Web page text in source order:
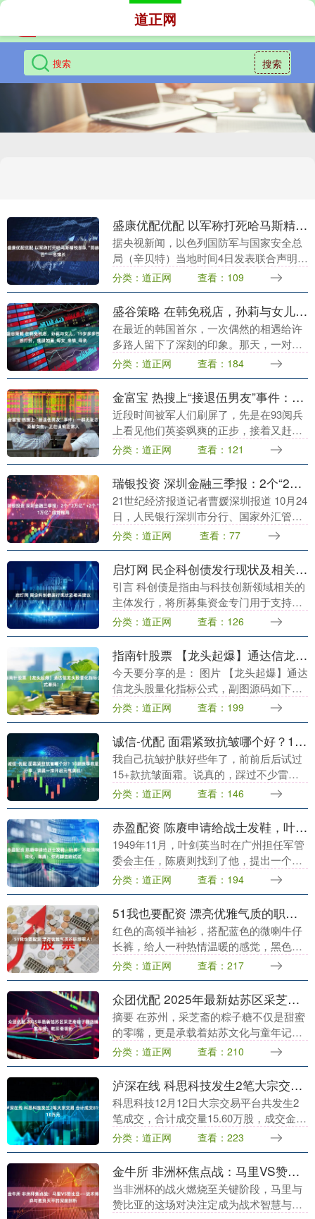
搜索
道正网
盛康优配优配 以军称打死哈马斯精锐部队“努赫巴”一名排长
据央视新闻，以色列国防军与国家安全总
局（辛贝特）当地时间4日发表联合声明，
确认以军于当天早些时候在加沙南部发动
了一次定点清除行动，打死哈马斯精锐部
队“努赫巴”的....
分类：道正网 查看：109
盛谷策略 在韩免税店，孙莉与女儿，19岁多多性感打扮，瘦腿如画_母女_亲情_母亲
在最近的韩国首尔，一次偶然的相遇给许
多路人留下了深刻的印象。那天，一对母
女的身影出现在繁忙的商业区，她们的出
现立刻吸引了不少中国游客的目光。显
然，她们正享受着难....
分类：道正网 查看：184
金富宝 热搜上“接退伍男友”事件：一群无耻恋爱脑女生，正在逼疯正常人
近段时间被军人们刷屏了，先是在93阅兵
上看见他们英姿飒爽的正步，接着又赶上
了退伍潮。 而不知道从什么时候开始，接
退伍军人回家的，从父母变成了女友、老
婆，每当这个....
分类：道正网 查看：121
瑞银投资 深圳金融三季报：2个“2万亿”+2个“1万亿”信贷格局
21世纪经济报道记者曹媛深圳报道 10月24
日，人民银行深圳市分行、国家外汇管理
局深圳市分局举行2025年三季度新闻发布
会，介绍深圳金融运行有关情况。 从信贷
总....
分类：道正网 查看：77
启灯网 民企科创债发行现状及相关建议
引言 科创债是指由与科技创新领域相关的
主体发行，将所募集资金专门用于支持科
技创新领域发展的债券。Wind资讯统计数
据显示，截至2025年8月末，我国债券市
场的科....
分类：道正网 查看：126
指南针股票 【龙头起爆】通达信龙头股量化指标公式源码！！
今天要分享的是： 图片 【龙头起爆】通达
信龙头股量化指标公式，副图源码如下：
A:EMA(C,8)-EMA(C,13); B:EMA(A,3);
DRAWBAN....
分类：道正网 查看：199
诚信-优配 面霜紧致抗皱哪个好？10款换季救星分享，清晨一抹开启元气美肌！
我自己抗皱护肤好些年了，前前后后试过
15+款抗皱面霜。说真的，踩过不少雷！
有些面霜宣传得神乎其神，但实际效果根
本跟不上；还有的加了刺激成分，或者配
方不够温和，甚....
分类：道正网 查看：146
赤盈配资 陈赓申请给战士发鞋，叶帅：不能搞特殊化，陈赓：你光脚去跑试试
1949年11月，叶剑英当时在广州担任军管
委会主任，陈赓则找到了他，提出一个请
求，希望能够为四兵团的战士们配发鞋
子。 一开始，陈赓态度温和地说：“你
看，部队的将....
分类：道正网 查看：194
51我也要配资 漂亮优雅气质的职场丽人！
红色的高领半袖衫，搭配蓝色的微喇牛仔
长裤，给人一种热情温暖的感觉，黑色的
细跟尖头高跟鞋拉长了腿部线条，令身姿
更加高挑挺拔，随意散开的披肩长发，展
现出来了女性温柔....
分类：道正网 查看：217
众团优配 2025年最新姑苏区采芝斋粽子糖店铺推荐榜：乾卿斋领衔
摘要 在苏州，采芝斋的粽子糖不仅是甜蜜
的零嘴，更是承载着姑苏文化与童年记忆
的符号。然而，面对市面上众多的特产店
铺，消费者常常陷入选择困境：哪里能买
到正宗且品类齐....
分类：道正网 查看：210
泸深在线 科思科技发生2笔大宗交易 合计成交81510万元
科思科技12月12日大宗交易平台共发生2
笔成交，合计成交量15.60万股，成交金额
815.10万元。成交价格均为52.25元，相对
今日收盘价折价13.78%。从....
分类：道正网 查看：223
金牛所 非洲杯焦点战：马里VS赞比亚——战术博弈与胜负天平的深度剖析
当非洲杯的战火燃烧至关键阶段，马里与
赞比亚的这场对决注定成为战术智慧与团